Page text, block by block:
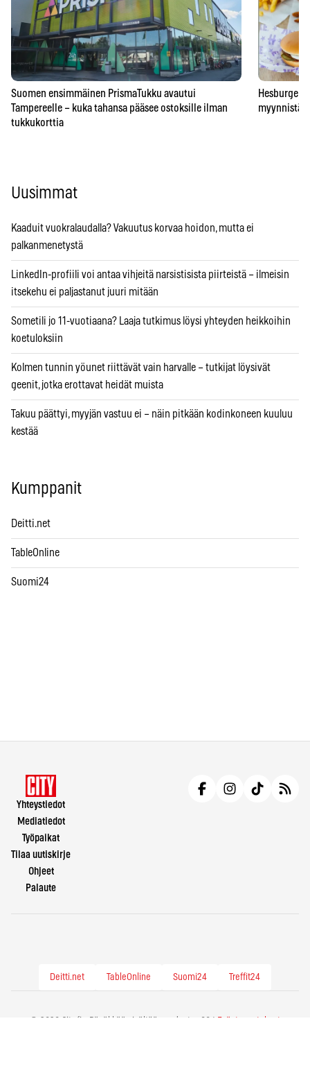
Suomen ensimmäinen PrismaTukku avautui
Tampereelle – kuka tahansa pääsee ostoksille ilman
tukkukorttia
myynnistä
Uusimmat
Kaaduit vuokralaudalla? Vakuutus korvaa hoidon, mutta ei
palkanmenetystä
LinkedIn-profiili voi antaa vihjeitä narsistisista piirteistä – ilmeisin
itsekehu ei paljastanut juuri mitään
Sometili jo 11-vuotiaana? Laaja tutkimus löysi yhteyden heikkoihin
koetuloksiin
Kolmen tunnin yöunet riittävät vain harvalle – tutkijat löysivät
geenit, jotka erottavat heidät muista
Takuu päättyi, myyjän vastuu ei – näin pitkään kodinkoneen kuuluu
kestää
Kumppanit
Deitti.net
TableOnline
Suomi24
Yhteystiedot
Mediatiedot
Työpaikat
Tilaa uutiskirje
Ohjeet
Palaute
Deitti.net TableOnline Suomi24 Treffit24